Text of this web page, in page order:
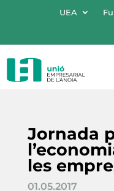
UEA
Jornada
les
01.05.2017